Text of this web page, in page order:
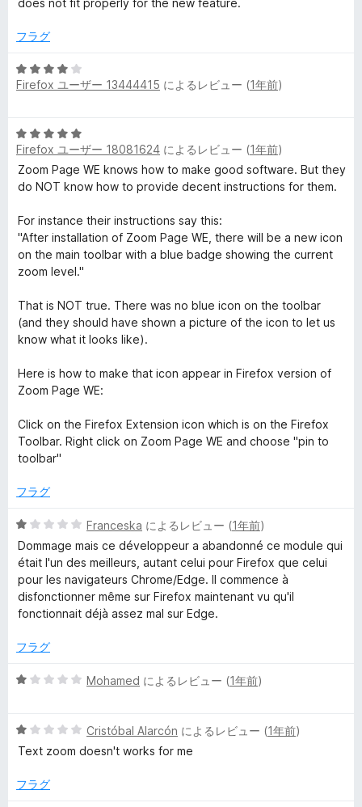
評
does not fit properly for the new feature.
フラグ
5
段
4
の
評
価
Firefox ユーザー 13444415 によるレビュー (1年前)
5
段
階
中
の
評
価
Firefox ユーザー 18081624 によるレビュー (1年前)
Zoom Page WE knows how to make good software. But they
do NOT know how to provide decent instructions for them.
For instance their instructions say this:
"After installation of Zoom Page WE, there will be a new icon
on the main toolbar with a blue badge showing the current
zoom level."
That is NOT true. There was no blue icon on the toolbar
(and they should have shown a picture of the icon to let us
know what it looks like).
Here is how to make that icon appear in Firefox version of
Zoom Page WE:
Click on the Firefox Extension icon which is on the Firefox
Toolbar. Right click on Zoom Page WE and choose "pin to
toolbar"
フラグ
5
段
階
中
1
の
価
Franceska によるレビュー (1年前)
Dommage mais ce développeur a abandonné ce module qui
était l'un des meilleurs, autant celui pour Firefox que celui
pour les navigateurs Chrome/Edge. Il commence à
disfonctionner même sur Firefox maintenant vu qu'il
fonctionnait déjà assez mal sur Edge.
フラグ
5
中
1
評
Mohamed によるレビュー (1年前)
5
段
中
Cristóbal Alarcón によるレビュー (1年前)
Text zoom doesn't works for me
フラグ